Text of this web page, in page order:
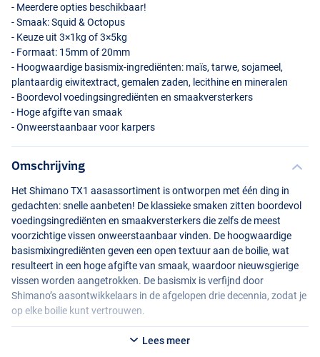
- Meerdere opties beschikbaar!
- Smaak: Squid & Octopus
- Keuze uit 3×1kg of 3×5kg
- Formaat: 15mm of 20mm
- Hoogwaardige basismix-ingrediënten: maïs, tarwe, sojameel,
plantaardig eiwitextract, gemalen zaden, lecithine en mineralen
- Boordevol voedingsingrediënten en smaakversterkers
- Hoge afgifte van smaak
- Onweerstaanbaar voor karpers
Omschrijving
Het Shimano TX1 aasassortiment is ontworpen met één ding in
gedachten: snelle aanbeten! De klassieke smaken zitten boordevol
voedingsingrediënten en smaakversterkers die zelfs de meest
voorzichtige vissen onweerstaanbaar vinden. De hoogwaardige
basismixingrediënten geven een open textuur aan de boilie, wat
resulteert in een hoge afgifte van smaak, waardoor nieuwsgierige
vissen worden aangetrokken. De basismix is verfijnd door
Shimano’s aasontwikkelaars in de afgelopen drie decennia, zodat je
op elke boilie kunt vertrouwen.
Lees meer